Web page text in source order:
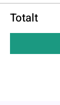
Totalt